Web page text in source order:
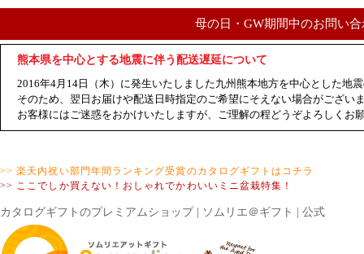
母の日・GW期間中のお問い
熊本県を中心とする地震に伴う配送遅延について
2016年4月14日（木）に発生いたしました九州熊本地方を中心とした地
そのため、翌日お届けや配送日時指定のご希望にそえない場合がござい
お客様にはご迷惑をおかけいたしますが、ご理解の程どうぞよろしくお
>> 楽天内祝い部門年間ランキング受賞のカタログギフトはコチラ
>> ここでしか買えない！おしゃれでかわいいミニ盆栽特集！
カタログギフトのプレミアムショップ | ソムリエ＠ギフト | 公式